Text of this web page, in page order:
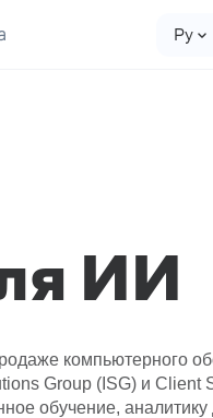
Ру
ИИ
компьютерного
Group (ISG) и Client
обучение,